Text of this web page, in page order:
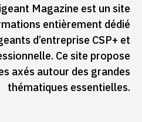
Magazine est un site
entièrement dédié
d’entreprise CSP+ et
Ce site propose
axés autour des grandes
thématiques essentielles.